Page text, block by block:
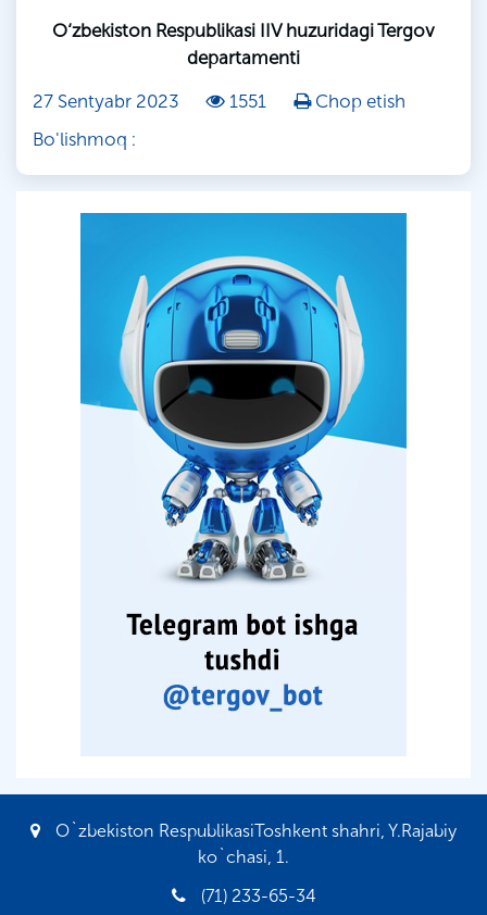
O‘zbekiston Respublikasi IIV huzuridagi Tergov
departamenti
27 Sentyabr 2023
1551
Chop etish
Bo'lishmoq :
O`zbekiston RespublikasiToshkent shahri, Y.Rajabiy
ko`chasi, 1.
(71) 233-65-34